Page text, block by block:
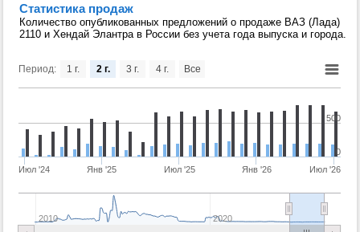
Статистика продаж
Количество опубликованных предложений о продаже ВАЗ (Лада)
2110 и Хендай Элантра в России без учета года выпуска и города.
Период:
Июл '24 Янв '25 Июл '25 Янв '26 Июл '26
2010 2020
0
500
1 г. 2 г. 3 г. 4 г. Все